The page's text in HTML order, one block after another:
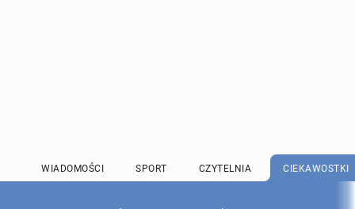
WIADOMOŚCI SPORT CZYTELNIA CIEKAWOSTKI